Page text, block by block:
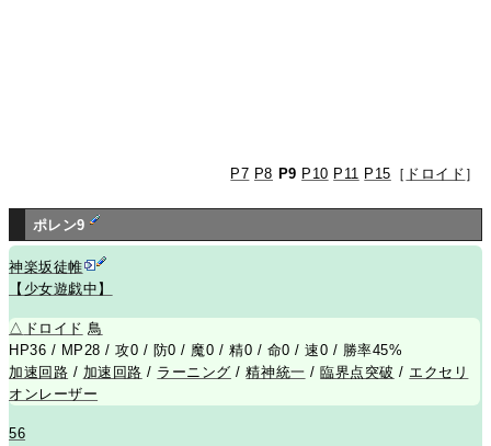
P7 P8 P9 P10 P11 P15 ［ ドロイド ］
ポレン9
神楽坂徒帷
【少女遊戯中】
△ ドロイド 鳥
HP36 / MP28 / 攻0 / 防0 / 魔0 / 精0 / 命0 / 速0 / 勝率45%
加速回路 / 加速回路 / ラーニング /精神統一 /臨界点突破 / エクセリ
オンレーザー
56